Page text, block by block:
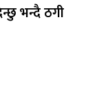
भन्दै ठगी